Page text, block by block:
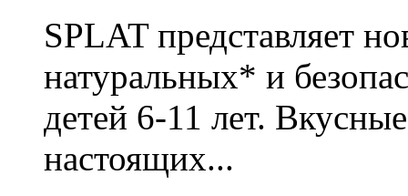
SPLAT представляет
натуральных* и
детей 6-11 лет.
настоящих...